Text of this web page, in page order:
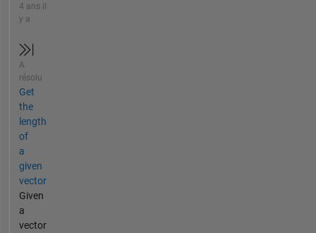
4 ans il
y a
A
résolu
Get
the
length
of
a
given
vector
Given
a
vector